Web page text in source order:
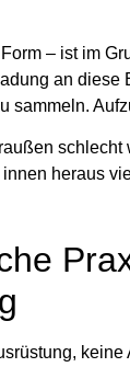
– ist im
an diese
sammeln.
schlecht
heraus
keine